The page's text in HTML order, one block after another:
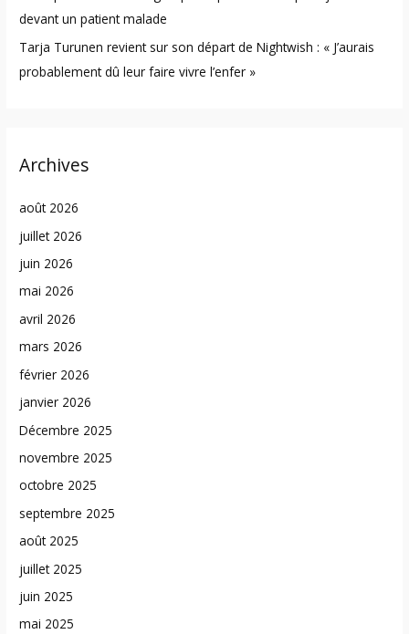
devant un patient malade
Tarja Turunen revient sur son départ de Nightwish : « J’aurais
probablement dû leur faire vivre l’enfer »
Archives
août 2026
juillet 2026
juin 2026
mai 2026
avril 2026
mars 2026
février 2026
janvier 2026
Décembre 2025
novembre 2025
octobre 2025
septembre 2025
août 2025
juillet 2025
juin 2025
mai 2025